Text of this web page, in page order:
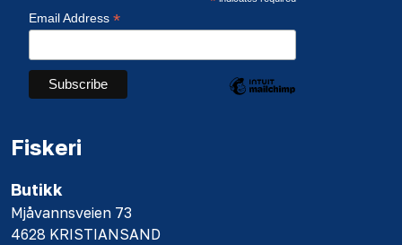
Email Address *
Fiskeri
Butikk
Mjåvannsveien 73
4628 KRISTIANSAND